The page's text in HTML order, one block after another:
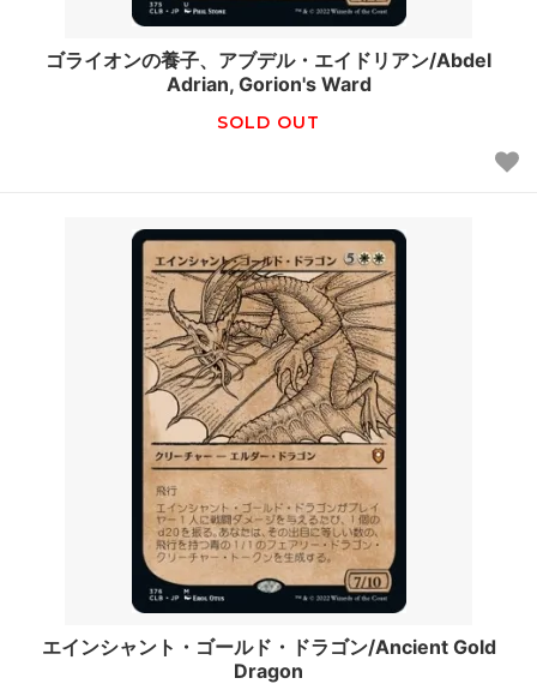
ゴライオンの養子、アブデル・エイドリアン/Abdel
Adrian, Gorion's Ward
SOLD OUT
エインシャント・ゴールド・ドラゴン/Ancient Gold
Dragon